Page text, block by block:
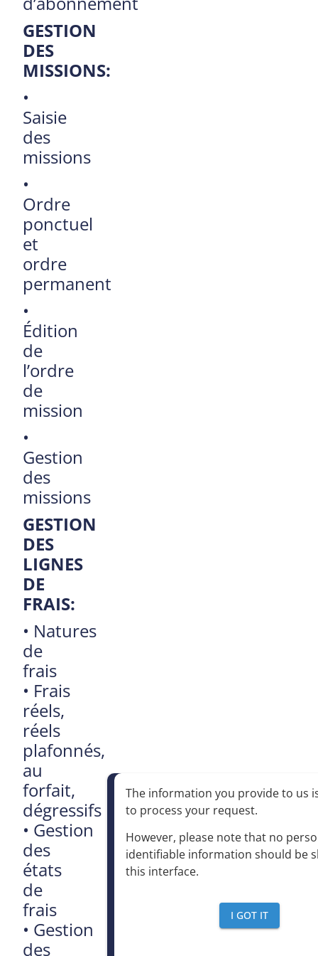
GESTION
DES
MISSIONS:
•
Saisie
des
missions
•
Ordre
ponctuel
et
ordre
permanent
•
Édition
de
l’ordre
de
mission
•
Gestion
des
missions
GESTION
DES
LIGNES
DE
FRAIS:
• Natures
de
frais
• Frais
réels,
réels
plafonnés,
au
forfait,
dégressifs
• Gestion
des
états
de
frais
• Gestion
des
The information you provide to us
to process your request.
However, please note that no
identifiable information should be
this interface.
I GOT IT